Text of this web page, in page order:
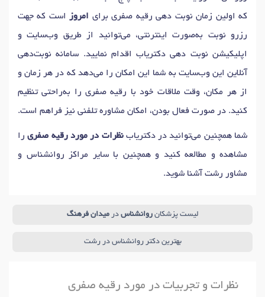
که اولین زمان نوبت دهی رقیه صفری برای امروز
است که جهت
رزرو نوبت به‌صورت اینترنتی، می‌توانید از طریق وب‌سایت و
اپلیکیشن نوبت دهی دکتریاب اقدام نمایید. سامانه نوبت‌دهی
آنلاین این وب‌سایت به شما این امکان را می‌دهد که در هر زمان و
از هر مکان، وقت ملاقات خود با رقیه صفری را به‌راحتی تنظیم
کنید. در صورت فعال بودن، امکان مشاوره تلفنی نیز فراهم است.
شما همچنین می‌توانید در دکتریابنظرات در مورد رقیه صفریرا
مشاهده و مطالعه کنید و همچنین با سایر مراکز روانشناس و
مشاور رشت آشنا شوید.
لیست پزشکانروانشناس درمیدان فرهنگ‌
بهترین دکتر روانشناس در رشت
نظرات و تجربیات در مورد رقیه صفری